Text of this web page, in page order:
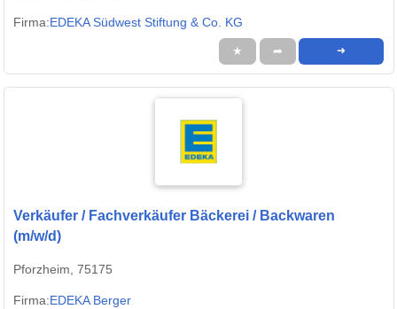
Firma:EDEKA Südwest Stiftung & Co. KG
★ ➦ ➜
Verkäufer / Fachverkäufer Bäckerei / Backwaren
(m/w/d)
Pforzheim, 75175
Firma:EDEKA Berger